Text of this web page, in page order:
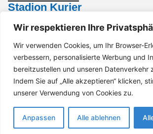
Wir respektieren Ihre
Wir verwenden Cookies, um Ihr Browser-
verbessern, personalisierte Werbung und
bereitzustellen und unseren Datenverkehr
Indem Sie auf „Alle akzeptieren“ klicken,
unserer Verwendung von Cookies zu.
Anpassen Alle ablehnen
Stadion Kurier
Stadion Kurier
Interesse an einem
Gerne per Mail an marketing@vfb-
Anfrage senden
ImpressumDatenschutz